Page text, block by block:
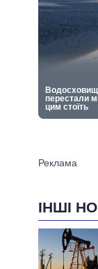
ІНШІ